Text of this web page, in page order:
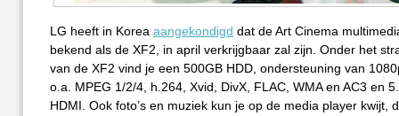
LG heeft in Korea aangekondigd dat de Art Cinema
bekend als de XF2, in april verkrijgbaar zal zijn. Onder het
van de XF2 vind je een 500GB HDD, ondersteuning van
o.a. MPEG 1/2/4, h.264, Xvid, DivX, FLAC, WMA en AC3 en
HDMI. Ook foto’s en muziek kun je op de media player kwijt,